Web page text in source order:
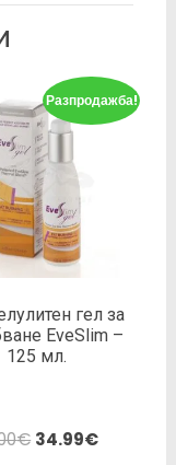
Разпродажба!
гел за
EveSlim –
125 мл.
€ 34.99€